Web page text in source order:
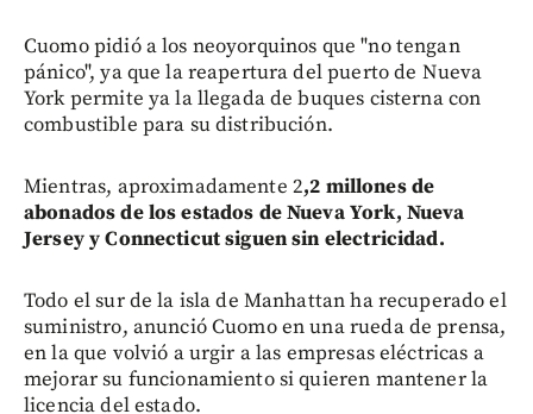
Cuomo pidió a los neoyorquinos que "no tengan
pánico", ya que la reapertura del puerto de Nueva
York permite ya la llegada de buques cisterna con
combustible para su distribución.
Mientras, aproximadamente 2,2 millones de
abonados de los estados de Nueva York, Nueva
Jersey y Connecticut siguen sin electricidad.
Todo el sur de la isla de Manhattan ha recuperado el
suministro, anunció Cuomo en una rueda de prensa,
en la que volvió a urgir a las empresas eléctricas a
mejorar su funcionamiento si quieren mantener la
licencia del estado.